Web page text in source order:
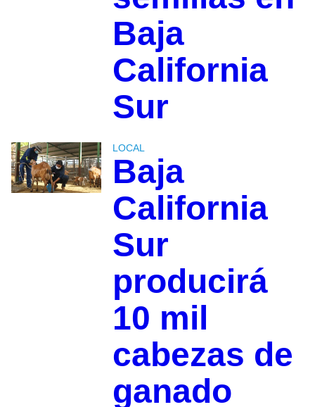
Baja
California
Sur
LOCAL
Baja
California
Sur
producirá
10 mil
cabezas de
ganado